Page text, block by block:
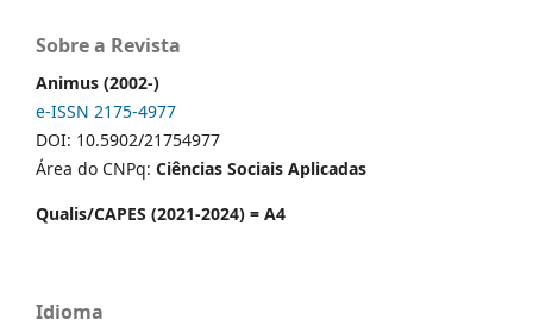
Sobre a Revista
Animus (2002-)
e-ISSN 2175-4977
DOI: 10.5902/21754977
Área do CNPq: Ciências Sociais Aplicadas
Qualis/CAPES (2021-2024) = A4
Idioma